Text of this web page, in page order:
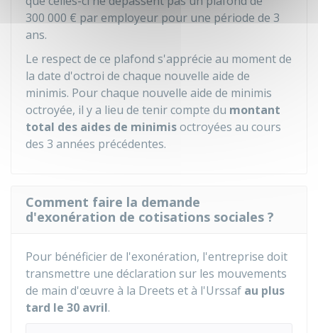
300 000 € par employeur pour une période de 3
ans.
Le respect de ce plafond s'apprécie au moment de
la date d'octroi de chaque nouvelle aide de
minimis. Pour chaque nouvelle aide de minimis
octroyée, il y a lieu de tenir compte du montant
total des aides de minimisoctroyées au cours
des 3 années précédentes.
Comment faire la demande
d'exonération de cotisations sociales ?
Pour bénéficier de l'exonération, l'entreprise doit
transmettre une déclaration sur les mouvements
de main d'œuvre à la Dreets et à l'Urssaf au plus
tard le 30 avril.